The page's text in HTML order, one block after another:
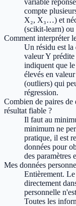
variable
compte
X₂, X₃…) et
(scikit-learn) ou
Comment interpréter
Un résidu est la
valeur Y prédite
indiquent que
élevés en
(outliers) qui
régression.
Combien de paires de
résultat fiable ?
Il faut au
minimum ne
pratique, il est
données pour
des paramètres
Mes données
Entièrement.
directement
personnelle
Toutes les